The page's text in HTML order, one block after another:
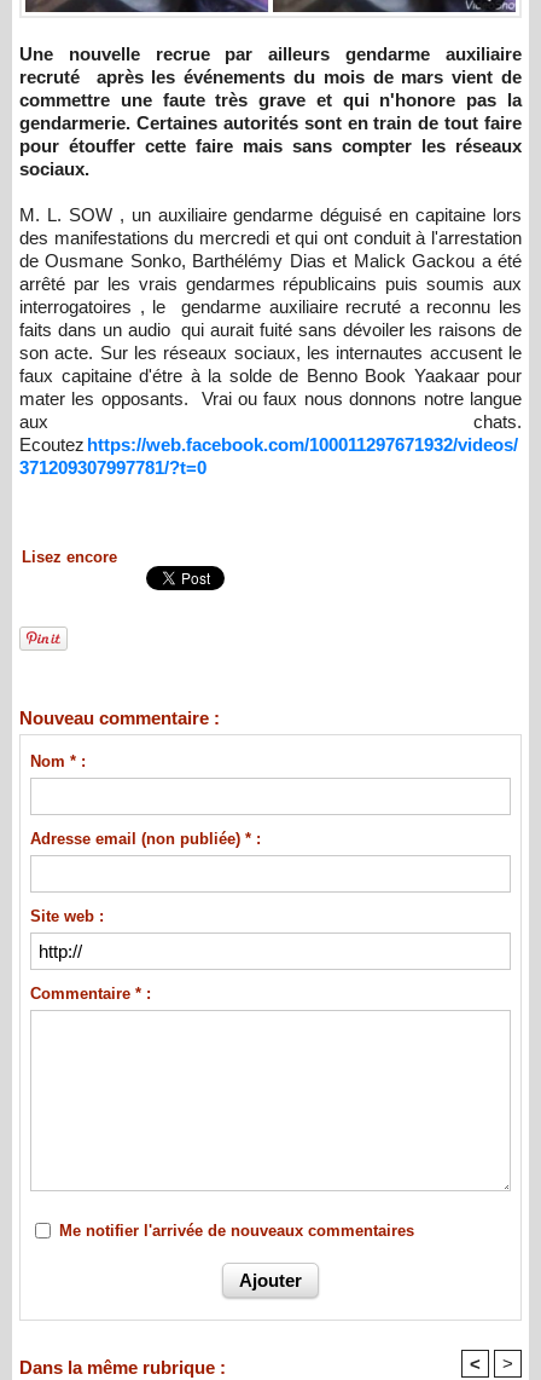
Une nouvelle recrue par ailleurs gendarme auxiliaire
recruté après les événements du mois de mars vient de
commettre une faute très grave et qui n'honore pas la
gendarmerie. Certaines autorités sont en train de tout faire
pour étouffer cette faire mais sans compter les réseaux
sociaux.
M. L. SOW , un auxiliaire gendarme déguisé en capitaine lors
des manifestations du mercredi et qui ont conduit à l'arrestation
de Ousmane Sonko, Barthélémy Dias et Malick Gackou a été
arrêté par les vrais gendarmes républicains puis soumis aux
interrogatoires , le gendarme auxiliaire recruté a reconnu les
faits dans un audio qui aurait fuité sans dévoiler les raisons de
son acte. Sur les réseaux sociaux, les internautes accusent le
faux capitaine d'étre à la solde de Benno Book Yaakaar pour
mater les opposants. Vrai ou faux nous donnons notre langue
aux chats.
Ecoutez https://web.facebook.com/100011297671932/videos/
371209307997781/?t=0
Lisez encore
Nouveau commentaire :
Nom * :
Adresse email (non publiée) * :
Site web :
Commentaire * :
Me notifier l'arrivée de nouveaux commentaires
Dans la même rubrique : < >